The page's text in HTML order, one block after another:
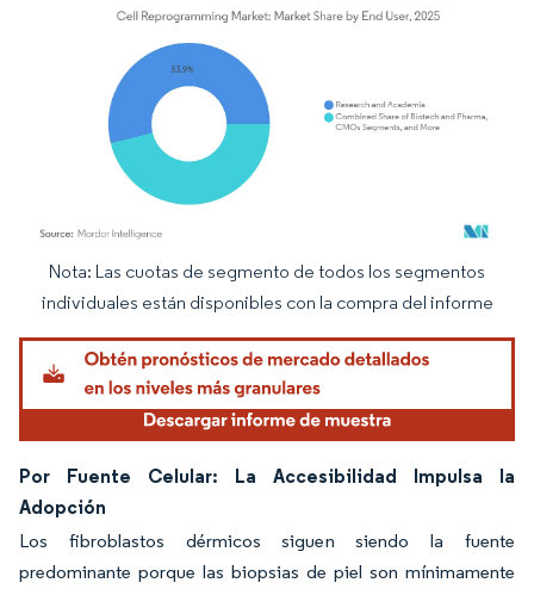
Imagen © Mordor Intelligence. El uso requiere atribución según CC BY 4.0.
Nota: Las cuotas de segmento de todos los segmentos
individuales están disponibles con la compra del informe
Por Fuente Celular: La Accesibilidad Impulsa la
Adopción
Los fibroblastos dérmicos siguen siendo la fuente
predominante porque las biopsias de piel son mínimamente